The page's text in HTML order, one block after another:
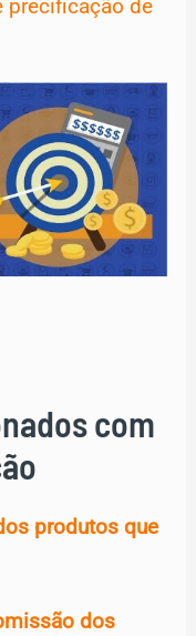
precificação de
com
produtos que
dos